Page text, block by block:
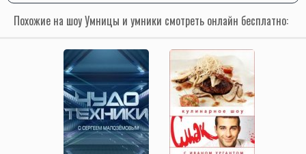
Похожие на шоу Умницы и умники смотреть онлайн бесплатно: